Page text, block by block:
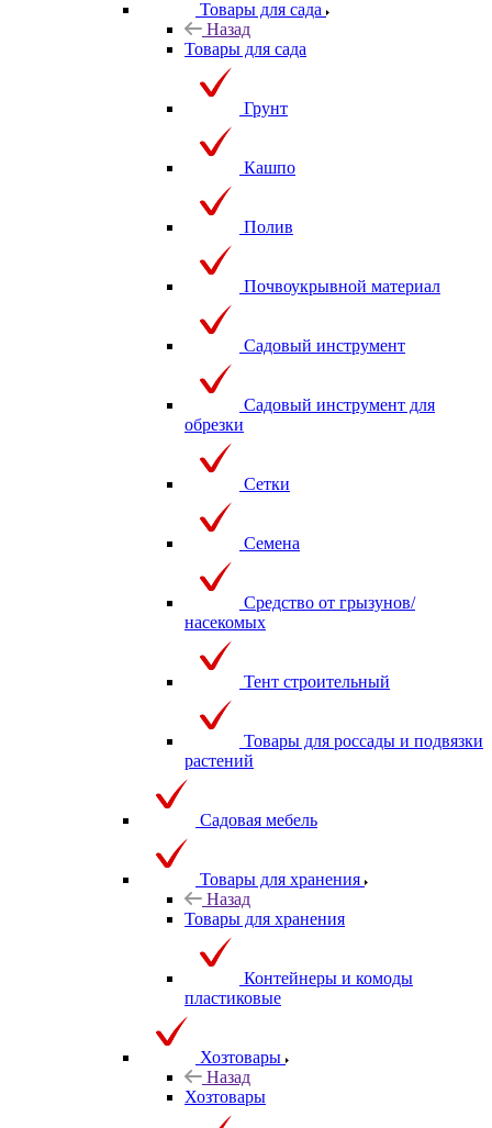
Товары для сада
Назад
Товары для сада
Грунт
Кашпо
Полив
Почвоукрывной материал
Садовый инструмент
Садовый инструмент для
обрезки
Сетки
Семена
Средство от грызунов/
насекомых
Тент строительный
Товары для россады и подвязки
растений
Садовая мебель
Товары для хранения
Назад
Товары для хранения
Контейнеры и комоды
пластиковые
Хозтовары
Назад
Хозтовары